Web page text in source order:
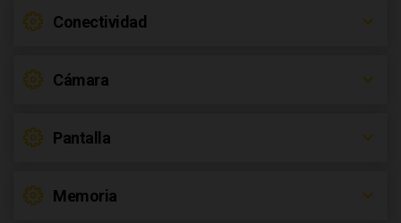
Conectividad
Cámara
Pantalla
Memoria